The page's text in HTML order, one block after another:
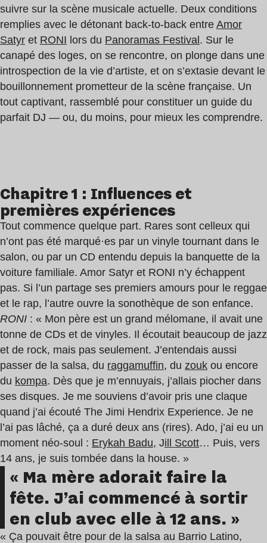
suivre sur la scène musicale actuelle. Deux conditions
remplies avec le détonant back-to-back entre Amor
Satyr et RONI lors du Panoramas Festival. Sur le
canapé des loges, on se rencontre, on plonge dans une
introspection de la vie d’artiste, et on s’extasie devant le
bouillonnement prometteur de la scène française. Un
tout captivant, rassemblé pour constituer un guide du
parfait DJ — ou, du moins, pour mieux les comprendre.
Chapitre 1 : Influences et
premières expériences
Tout commence quelque part. Rares sont celleux qui
n’ont pas été marqué·es par un vinyle tournant dans le
salon, ou par un CD entendu depuis la banquette de la
voiture familiale. Amor Satyr et RONI n’y échappent
pas. Si l’un partage ses premiers amours pour le reggae
et le rap, l’autre ouvre la sonothèque de son enfance.
RONI : « Mon père est un grand mélomane, il avait une
tonne de CDs et de vinyles. Il écoutait beaucoup de jazz
et de rock, mais pas seulement. J’entendais aussi
passer de la salsa, du raggamuffin, du zouk ou encore
du kompa. Dès que je m’ennuyais, j’allais piocher dans
ses disques. Je me souviens d’avoir pris une claque
quand j’ai écouté The Jimi Hendrix Experience. Je ne
l’ai pas lâché, ça a duré deux ans (rires). Ado, j’ai eu un
moment néo-soul : Erykah Badu, Jill Scott… Puis, vers
14 ans, je suis tombée dans la house. »
« Ma mère adorait faire la
fête. J’ai commencé à sortir
en club avec elle à 12 ans. »
« Ça pouvait être pour de la salsa au Barrio Latino,